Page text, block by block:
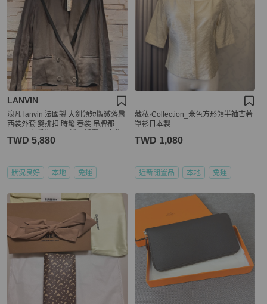
LANVIN
浪凡 lanvin 法國製 大劍領短版微落肩
西裝外套 雙排扣 時髦 春裝 吊牌都在
可以穿 ❤️吊牌都在 肩寬落肩約47cm
TWD 5,880
狀況良好 本地 免運
藏私·Collection_米色方形領半袖古著
罩衫日本製
TWD 1,080
近新閒置品 本地 免運